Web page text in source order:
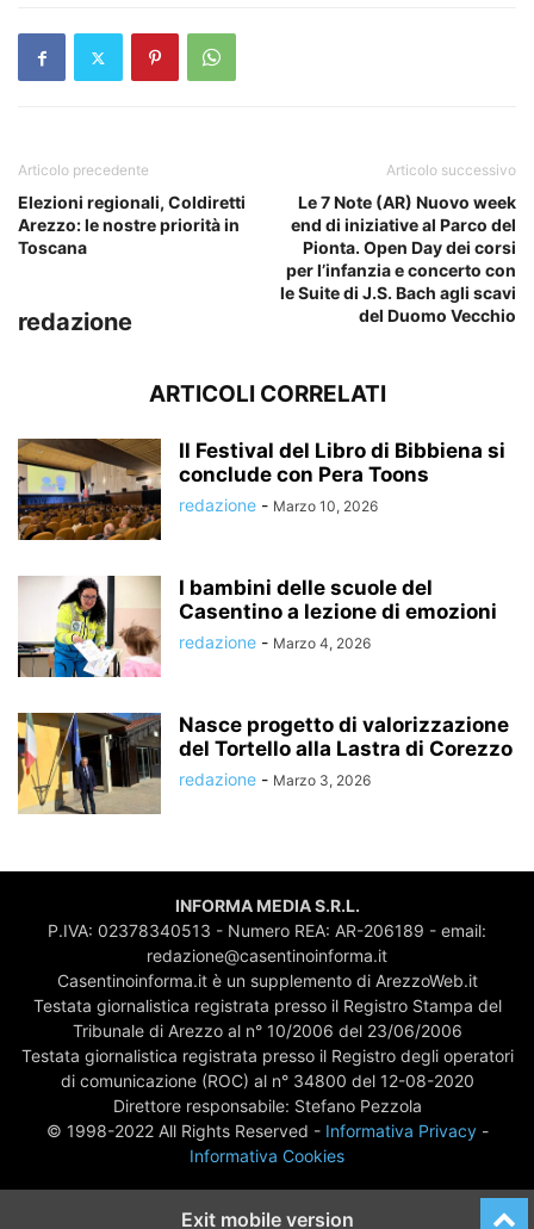
Articolo precedente
Elezioni regionali, Coldiretti
Arezzo: le nostre priorità in
Toscana
Articolo successivo
Le 7 Note (AR) Nuovo week
end di iniziative al Parco del
Pionta. Open Day dei corsi
per l’infanzia e concerto con
le Suite di J.S. Bach agli scavi
del Duomo Vecchio
redazione
ARTICOLI CORRELATI
Il Festival del Libro di Bibbiena si
conclude con Pera Toons
redazione - Marzo 10, 2026
I bambini delle scuole del
Casentino a lezione di emozioni
redazione - Marzo 4, 2026
Nasce progetto di valorizzazione
del Tortello alla Lastra di Corezzo
redazione - Marzo 3, 2026
INFORMA MEDIA S.R.L.
P.IVA: 02378340513 - Numero REA: AR-206189 - email:
redazione@casentinoinforma.it
Casentinoinforma.it è un supplemento di ArezzoWeb.it
Testata giornalistica registrata presso il Registro Stampa del
Tribunale di Arezzo al n° 10/2006 del 23/06/2006
Testata giornalistica registrata presso il Registro degli operatori
di comunicazione (ROC) al n° 34800 del 12-08-2020
Direttore responsabile: Stefano Pezzola
© 1998-2022 All Rights Reserved - Informativa Privacy-
Informativa Cookies
Exit mobile version